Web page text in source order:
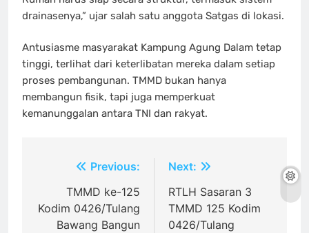
drainasenya,” ujar salah satu anggota Satgas di lokasi.
Antusiasme masyarakat Kampung Agung Dalam tetap
tinggi, terlihat dari keterlibatan mereka dalam setiap
proses pembangunan. TMMD bukan hanya
membangun fisik, tapi juga memperkuat
kemanunggalan antara TNI dan rakyat.
NavigasiPrevious:
TMMD ke-125
Kodim 0426/Tulang
Bawang Bangun
Next:
RTLH Sasaran 3
TMMD 125 Kodim
0426/Tulang